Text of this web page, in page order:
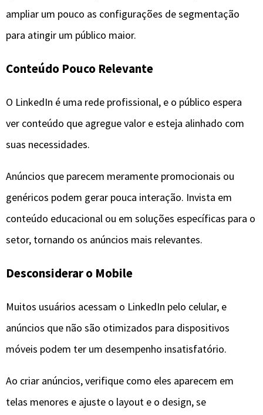
ampliar um pouco as configurações de segmentação
para atingir um público maior.
Conteúdo Pouco Relevante
O LinkedIn é uma rede profissional, e o público espera
ver conteúdo que agregue valor e esteja alinhado com
suas necessidades.
Anúncios que parecem meramente promocionais ou
genéricos podem gerar pouca interação. Invista em
conteúdo educacional ou em soluções específicas para o
setor, tornando os anúncios mais relevantes.
Desconsiderar o Mobile
Muitos usuários acessam o LinkedIn pelo celular, e
anúncios que não são otimizados para dispositivos
móveis podem ter um desempenho insatisfatório.
Ao criar anúncios, verifique como eles aparecem em
telas menores e ajuste o layout e o design, se